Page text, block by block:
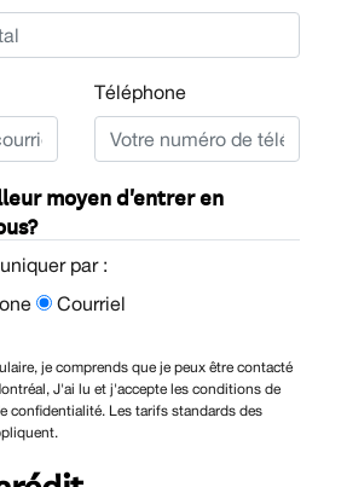
Téléphone
moyen d'entrer en
par :
Courriel
je comprends que je peux être contacté
J'ai lu et j'accepte les conditions de
confidentialité. Les tarifs standards des